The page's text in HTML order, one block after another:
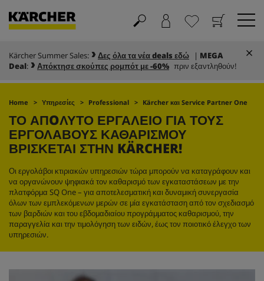
Καλάθι
Αγαπημένα
Kärcher Summer Sales: Δες όλα τα νέα deals εδώ | MEGA
Deal: Απόκτησε σκούπες ρομπότ με -60% πριν εξαντληθούν!
Home Υπηρεσίες Professional Kärcher και Service Partner One
ΤΟ ΑΠOΛΥΤΟ ΕΡΓΑΛΕΙΟ ΓΙΑ ΤΟΥΣ
ΕΡΓΟΛΑΒΟΥΣ ΚΑΘΑΡΙΣΜΟΥ
ΒΡΙΣΚΕΤΑΙ ΣΤΗΝ KÄRCHER!
Οι εργολάβοι κτιριακών υπηρεσιών τώρα μπορούν να καταγράφουν και
να οργανώνουν ψηφιακά τον καθαρισμό των εγκαταστάσεων με την
πλατφόρμα SQ One – για αποτελεσματική και δυναμική συνεργασία
όλων των εμπλεκόμενων μερών σε μία εγκατάσταση από τον σχεδιασμό
των βαρδιών και του εβδομαδιαίου προγράμματος καθαρισμού, την
παραγγελία και την τιμολόγηση των ειδών, έως τον ποιοτικό έλεγχο των
υπηρεσιών.